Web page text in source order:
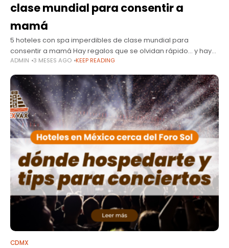
clase mundial para consentir a
mamá
5 hoteles con spa imperdibles de clase mundial para
consentir a mamá Hay regalos que se olvidan rápido… y hay
experiencias que se convierten en recuerdos para toda la
vida.
ADMIN 3 MESES AGO KEEP READING
CDMX